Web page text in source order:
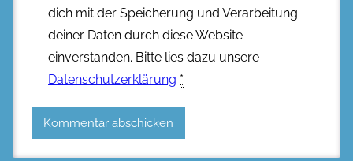
dich mit der Speicherung und Verarbeitung
deiner Daten durch diese Website
einverstanden. Bitte lies dazu unsere
Datenschutzerklärung *